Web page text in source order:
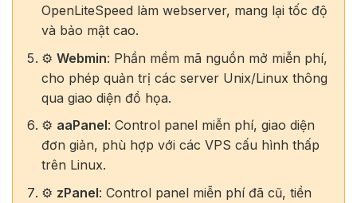
OpenLiteSpeed làm webserver, mang lại tốc độ
và bảo mật cao.
⚙️ Webmin: Phần mềm mã nguồn mở miễn phí,
cho phép quản trị các server Unix/Linux thông
qua giao diện đồ họa.
⚙️ aaPanel: Control panel miễn phí, giao diện
đơn giản, phù hợp với các VPS cấu hình thấp
trên Linux.
⚙️ zPanel: Control panel miễn phí đã cũ, tiền